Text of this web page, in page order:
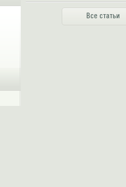
Все статьи